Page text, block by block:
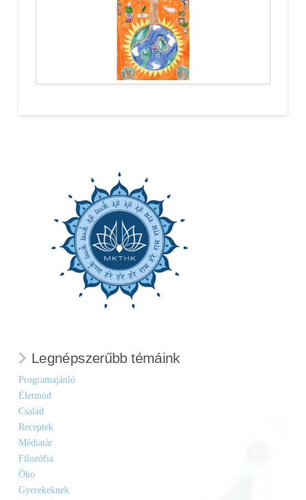
Legnépszerűbb témáink
Programajánló
Életmód
Család
Receptek
Médiatár
Filozófia
Öko
Gyerekeknek